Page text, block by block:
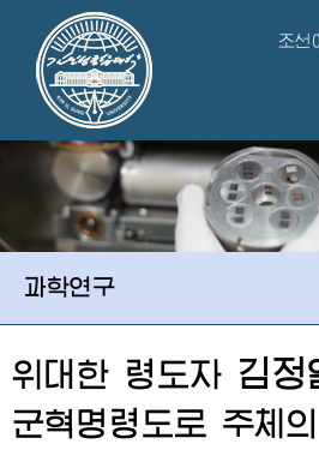
조선
과학연구
위대한 령도자 김정
군혁명령도로 주체